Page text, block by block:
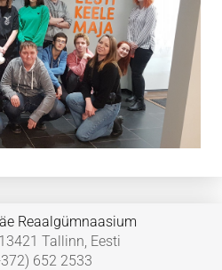
Reaalgümnaasium
Tallinn, Eesti
652 2533